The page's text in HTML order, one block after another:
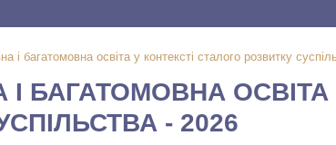
і багатомовна освіта у контексті сталого розвитку
БАГАТОМОВНА ОСВІТА
- 2026